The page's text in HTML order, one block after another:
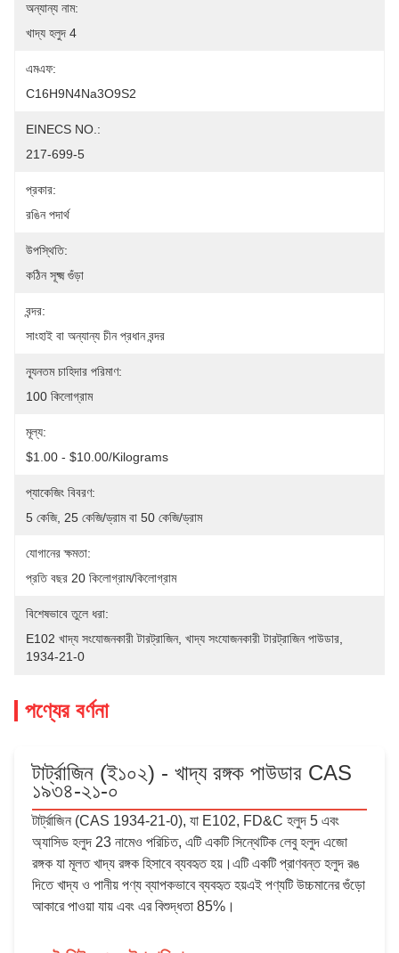
অন্যান্য নাম:
খাদ্য হলুদ 4
এমএফ:
C16H9N4Na3O9S2
EINECS NO.:
217-699-5
প্রকার:
রঙিন পদার্থ
উপস্থিতি:
কঠিন সূক্ষ্ম গুঁড়া
বন্দর:
সাংহাই বা অন্যান্য চীন প্রধান বন্দর
ন্যূনতম চাহিদার পরিমাণ:
100 কিলোগ্রাম
মূল্য:
$1.00 - $10.00/Kilograms
প্যাকেজিং বিবরণ:
5 কেজি, 25 কেজি/ড্রাম বা 50 কেজি/ড্রাম
যোগানের ক্ষমতা:
প্রতি বছর 20 কিলোগ্রাম/কিলোগ্রাম
বিশেষভাবে তুলে ধরা:
E102 খাদ্য সংযোজনকারী টারট্রাজিন, খাদ্য সংযোজনকারী টারট্রাজিন পাউডার
1934-21-0
পণ্যের বর্ণনা
টার্ট্রাজিন (ই১০২) - খাদ্য রঙ্গক পাউডার CAS
১৯৩৪-২১-০
টার্ট্রাজিন (CAS 1934-21-0), যা E102, FD&C হলুদ 5 এবং
অ্যাসিড হলুদ 23 নামেও পরিচিত, এটি একটি সিন্থেটিক লেবু হলুদ এজো
রঙ্গক যা মূলত খাদ্য রঙ্গক হিসাবে ব্যবহৃত হয়।এটি একটি প্রাণবন্ত হলুদ রঙ
দিতে খাদ্য ও পানীয় পণ্য ব্যাপকভাবে ব্যবহৃত হয়এই পণ্যটি উচ্চমানের গুঁড়ো
আকারে পাওয়া যায় এবং এর বিশুদ্ধতা 85%।